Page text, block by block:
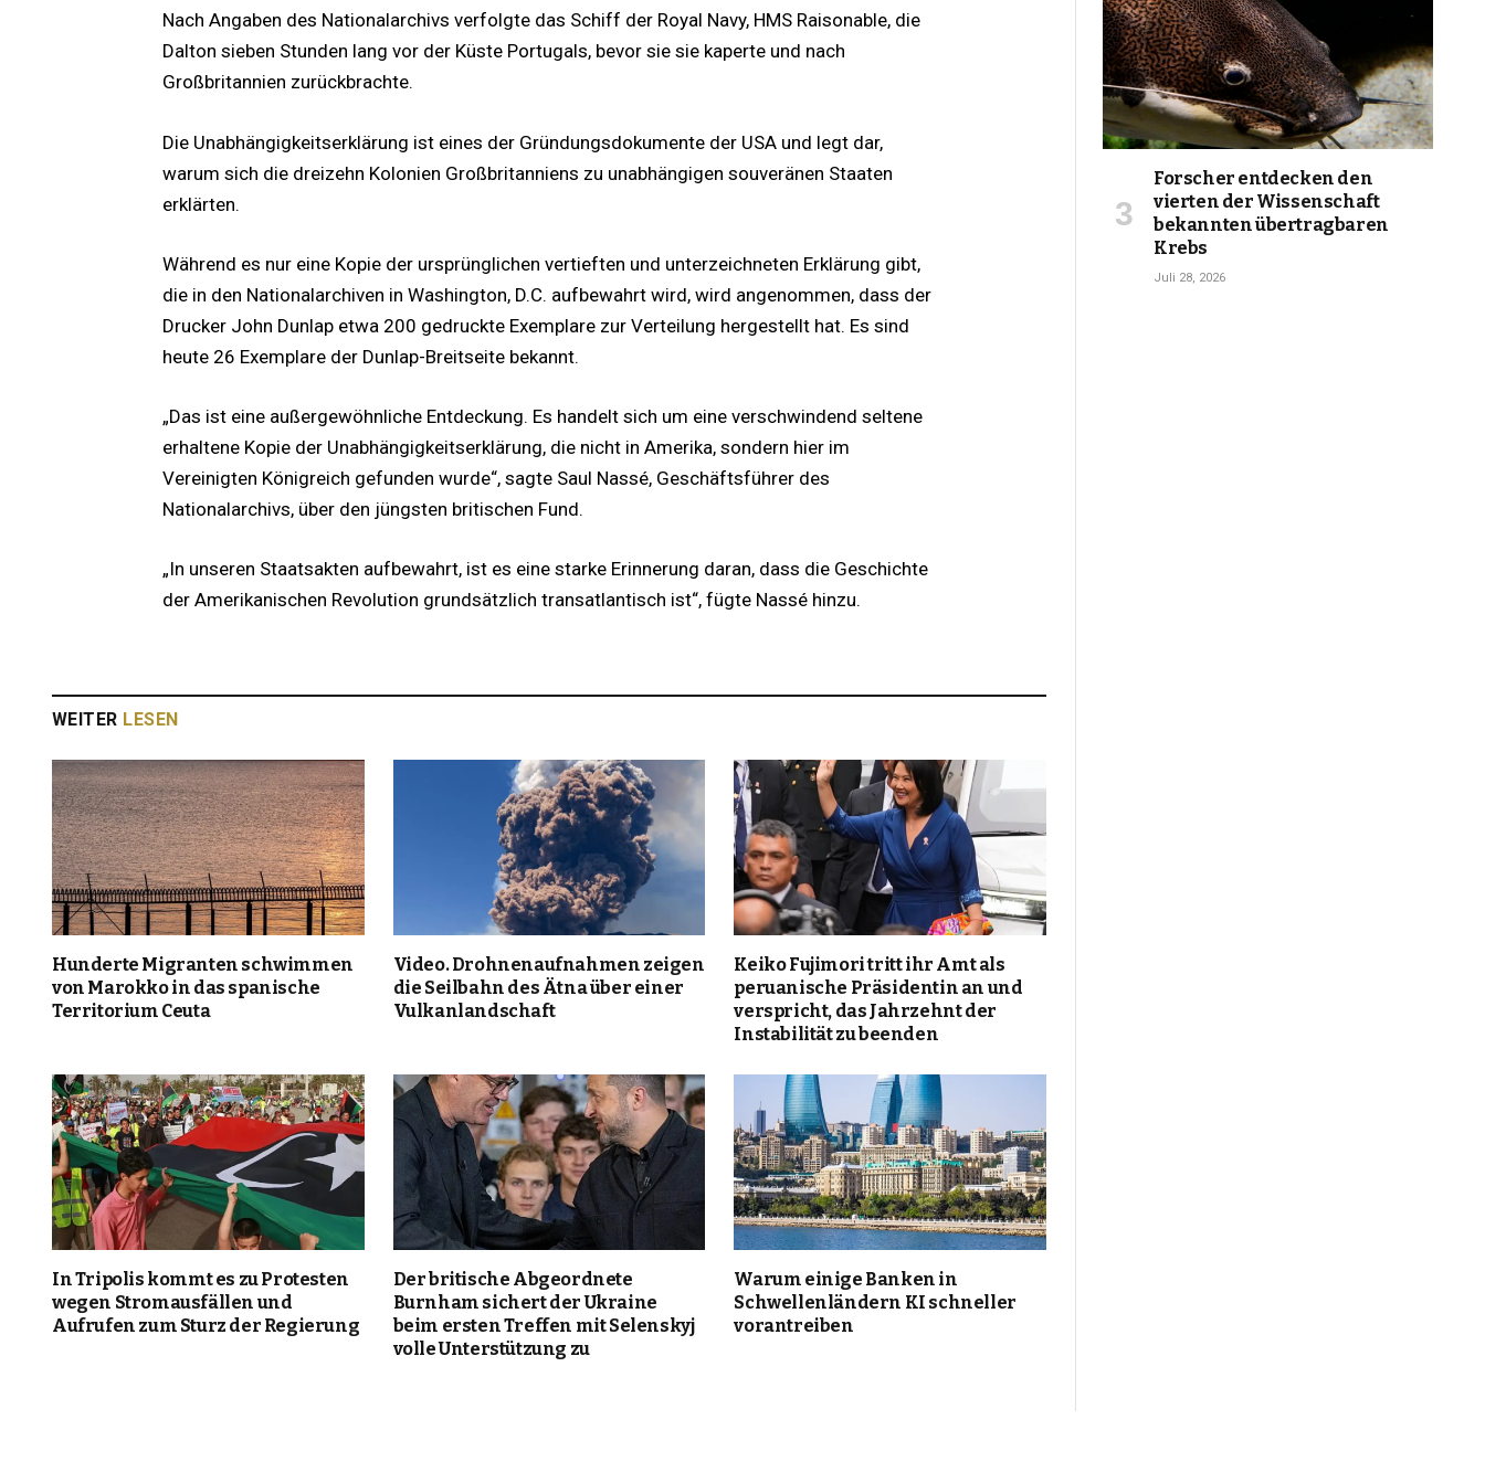
Nach Angaben des Nationalarchivs verfolgte das Schiff der Royal Navy, HMS Raisonable, die
Dalton sieben Stunden lang vor der Küste Portugals, bevor sie sie kaperte und nach
Großbritannien zurückbrachte.
Die Unabhängigkeitserklärung ist eines der Gründungsdokumente der USA und legt dar,
warum sich die dreizehn Kolonien Großbritanniens zu unabhängigen souveränen Staaten
erklärten.
Während es nur eine Kopie der ursprünglichen vertieften und unterzeichneten Erklärung gibt,
die in den Nationalarchiven in Washington, D.C. aufbewahrt wird, wird angenommen, dass der
Drucker John Dunlap etwa 200 gedruckte Exemplare zur Verteilung hergestellt hat. Es sind
heute 26 Exemplare der Dunlap-Breitseite bekannt.
„Das ist eine außergewöhnliche Entdeckung. Es handelt sich um eine verschwindend seltene
erhaltene Kopie der Unabhängigkeitserklärung, die nicht in Amerika, sondern hier im
Vereinigten Königreich gefunden wurde“, sagte Saul Nassé, Geschäftsführer des
Nationalarchivs, über den jüngsten britischen Fund.
„In unseren Staatsakten aufbewahrt, ist es eine starke Erinnerung daran, dass die Geschichte
der Amerikanischen Revolution grundsätzlich transatlantisch ist“, fügte Nassé hinzu.
WEITER LESEN
Hunderte Migranten schwimmen
von Marokko in das spanische
Territorium Ceuta
Video. Drohnenaufnahmen zeigen
die Seilbahn des Ätna über einer
Vulkanlandschaft
Keiko Fujimori tritt ihr Amt als
peruanische Präsidentin an und
verspricht, das Jahrzehnt der
Instabilität zu beenden
In Tripolis kommt es zu Protesten
wegen Stromausfällen und
Aufrufen zum Sturz der Regierung
Der britische Abgeordnete
Burnham sichert der Ukraine
beim ersten Treffen mit Selenskyj
volle Unterstützung zu
Warum einige Banken in
Schwellenländern KI schneller
vorantreiben
Forscher entdecken den
vierten der Wissenschaft
bekannten übertragbaren
Krebs
Juli 28, 2026